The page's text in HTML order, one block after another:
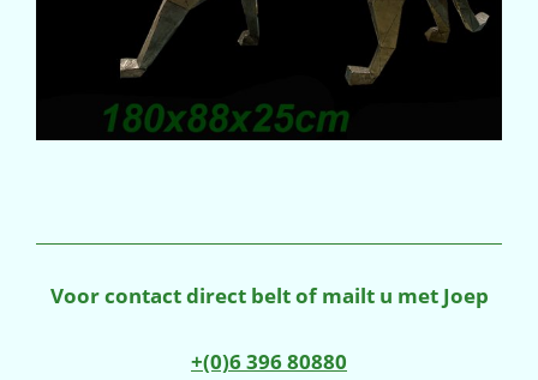
Voor contact direct belt of mailt u met Joep
+(0)6 396 80880